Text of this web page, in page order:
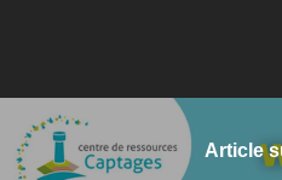
Article